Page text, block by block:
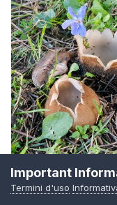
Important
Termini d'uso